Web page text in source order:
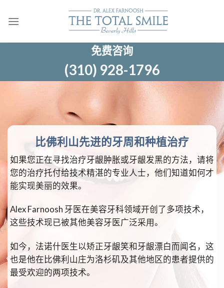
容
免费咨询
(310) 928-1796
比佛利山先进的牙周和种植治疗
如果您正在寻找治疗牙龈肿胀或牙龈发黑的方法，请将
您的治疗托付给技术精湛的专业人士，他们知道如何才
能实现美丽的效果。
Alex Farnoosh 牙医在美容牙科领域开创了多项技术，
这些技术现已被其他美容牙医广泛采用。
如今，法诺什医生以矫正牙龈笑和牙龈漂白而闻名，这
也是他在比佛利山庄为洛杉矶及其他地区的患者提供的
最受欢迎的两项技术。